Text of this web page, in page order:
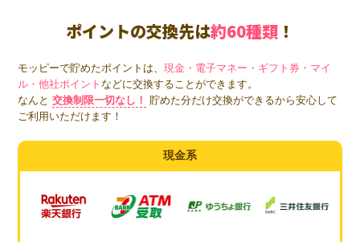
ポイントの交換先は約60種類 ！
モッピーで貯めたポイントは、現金・電子マネー・ギフト券・マイ
ル・他社ポイントなどに交換することができます。
なんと 交換制限一切なし！
貯めた分だけ交換ができるから安心して
ご利用いただけます！
現金系